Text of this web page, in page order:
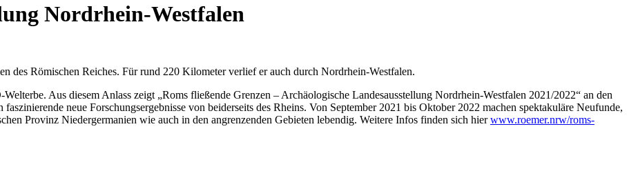
Nordrhein-Westfalen
des Römischen Reiches. Für rund 220 Kilometer verlief er auch durch Nordrhein-Westfalen.
Aus diesem Anlass zeigt „Roms fließende Grenzen – Archäologische Landesausstellung Nordrhein-Westfalen 2021/2022“ an den
neue Forschungsergebnisse von beiderseits des Rheins. Von September 2021 bis Oktober 2022 machen spektakuläre Neufunde,
Provinz Niedergermanien wie auch in den angrenzenden Gebieten lebendig. Weitere Infos finden sich hierwww.roemer.nrw/roms-